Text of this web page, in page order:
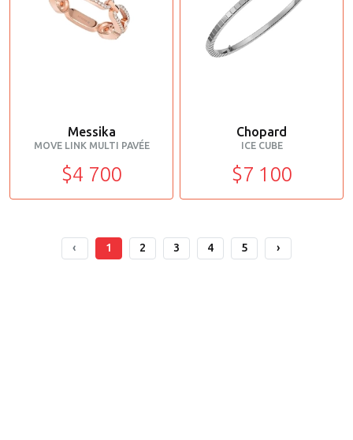
Messika
MOVE LINK MULTI PAVÉE
$4 700
Chopard
ICE CUBE
$7 100
‹ 1 2 3 4 5 ›